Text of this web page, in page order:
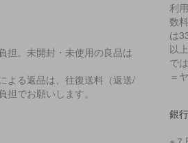
担。未開封・未使用の良品は
よる返品は、往復送料（返送/
担でお願いします。
利
数
は
以
で
＝
銀